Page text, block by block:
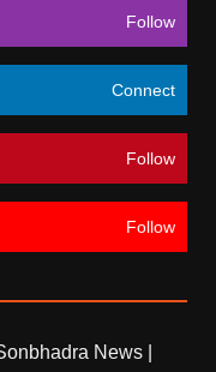
Follow
Connect
Follow
Follow
News